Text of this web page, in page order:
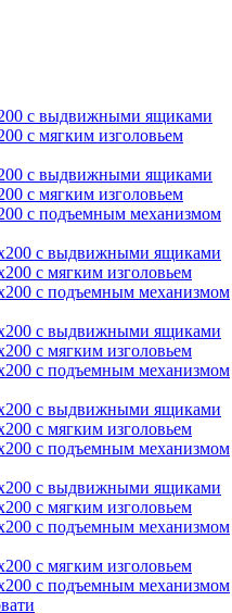
с выдвижными ящиками
с мягким изголовьем
с выдвижными ящиками
с мягким изголовьем
с подъемным механизмом
с выдвижными ящиками
с мягким изголовьем
с подъемным механизмом
с выдвижными ящиками
с мягким изголовьем
с подъемным механизмом
с выдвижными ящиками
с мягким изголовьем
с подъемным механизмом
с выдвижными ящиками
с мягким изголовьем
с подъемным механизмом
с мягким изголовьем
с подъемным механизмом